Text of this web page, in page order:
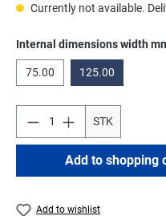
Currently not available.
Select
Internal dimensions width
75.00 125.00
STK
Add to shopping
Add to wishlist